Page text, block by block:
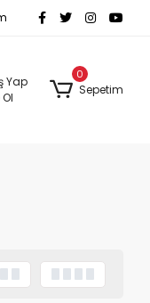
Yap
0
Sepetim